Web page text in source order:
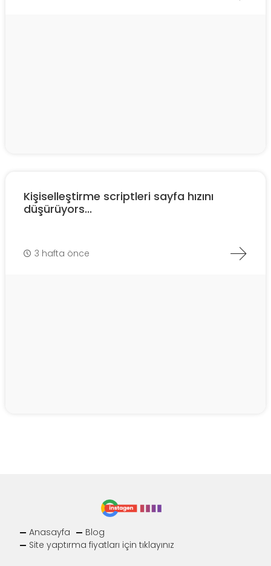
Kişiselleştirme scriptleri sayfa hızını
düşürüyors...
3 hafta önce
Anasayfa
Blog
Site yaptırma fiyatları için tıklayınız